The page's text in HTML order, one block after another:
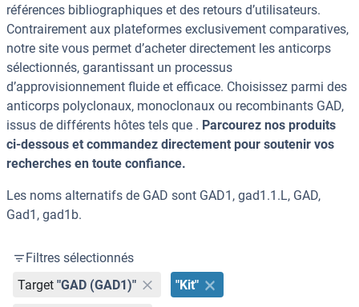
références bibliographiques et des retours d’utilisateurs.
Contrairement aux plateformes exclusivement comparatives,
notre site vous permet d’acheter directement les anticorps
sélectionnés, garantissant un processus
d’approvisionnement fluide et efficace. Choisissez parmi des
anticorps polyclonaux, monoclonaux ou recombinants GAD,
issus de différents hôtes tels que . Parcourez nos produits
ci-dessous et commandez directement pour soutenir vos
recherches en toute confiance.
Les noms alternatifs de GAD sont GAD1, gad1.1.L, GAD,
Gad1, gad1b.
Filtres sélectionnés
Target "GAD (GAD1)" "Kit"